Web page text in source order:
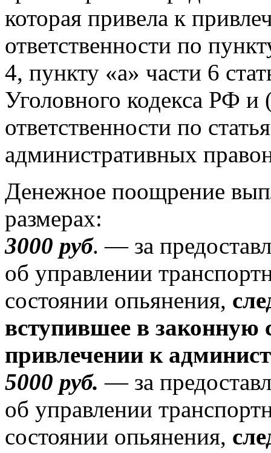
которая привела к
ответственности по
4, пункту «а» части 6
Уголовного кодекса РФ
ответственности по
административных
Денежное поощрение
размерах:
3000 руб. — за
об управлении
состоянии опьянения,
вступившее в законную
привлечении к
5000 руб. — за
об управлении
состоянии опьянения,